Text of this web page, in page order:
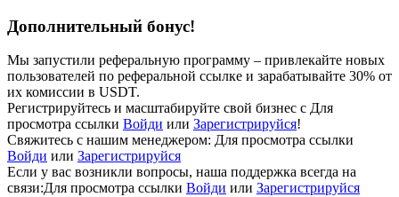
Дополнительный бонус!​
Мы запустили реферальную программу – привлекайте новых
пользователей по реферальной ссылке и зарабатывайте 30% от
их комиссии в USDT.
Регистрируйтесь и масштабируйте свой бизнес с Для
просмотра ссылки Войди или Зарегистрируйся!
Свяжитесь с нашим менеджером: Для просмотра ссылки
Войди или Зарегистрируйся
Если у вас возникли вопросы, наша поддержка всегда на
связи:Для просмотра ссылки Войди или Зарегистрируйся